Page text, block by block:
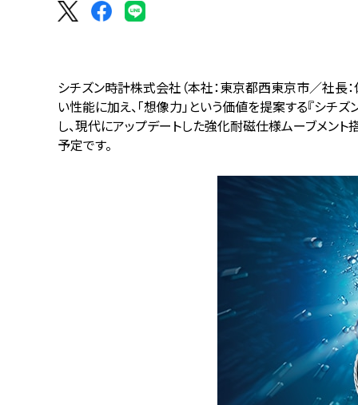
シチズン時計株式会社（本社：東京都西東京市／社長：
い性能に加え、「想像力」という価値を提案する『シチ
し、現代にアップデートした強化耐磁仕様ムーブメン
予定です。